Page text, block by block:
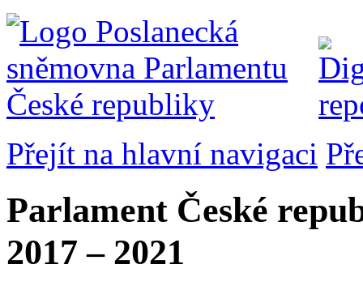
Přejít na hlavní navigaci
Parlament České
2017 – 2021